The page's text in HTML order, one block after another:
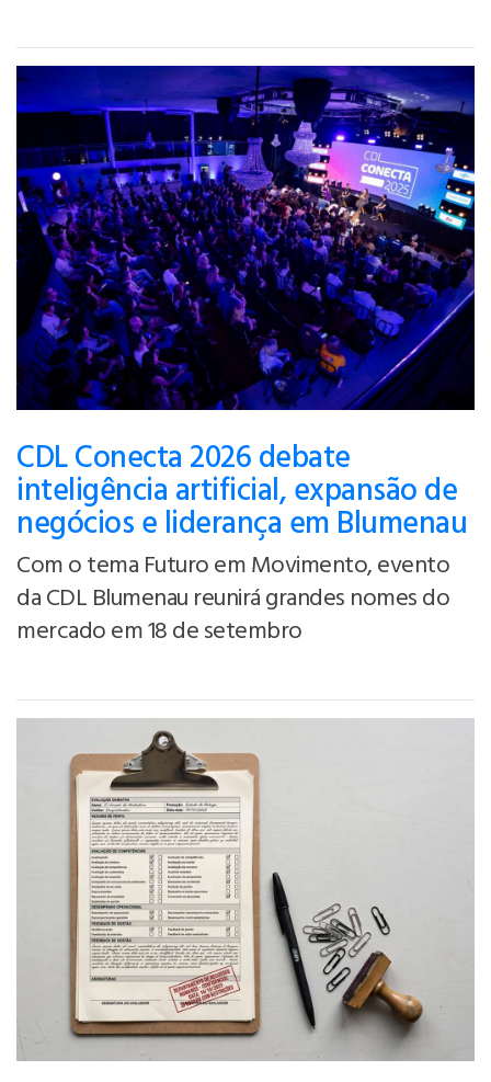
CDL Conecta 2026 debate
inteligência artificial, expansão de
negócios e liderança em Blumenau
Com o tema Futuro em Movimento, evento
da CDL Blumenau reunirá grandes nomes do
mercado em 18 de setembro